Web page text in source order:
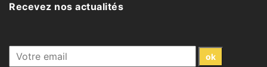
Recevez nos actualités